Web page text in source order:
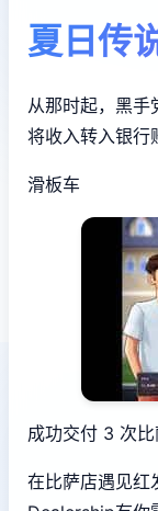
夏日传
从那时起，黑手
将收入转入银行
滑板车
成功交付 3 次比
在比萨店遇见红